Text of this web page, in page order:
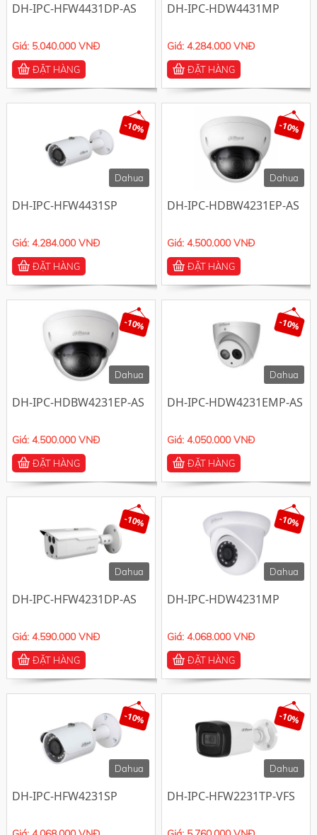
DH-IPC-HFW4431DP-AS
Giá: 5.040.000 VNĐ
ĐẶT HÀNG
DH-IPC-HDW4431MP
Giá: 4.284.000 VNĐ
ĐẶT HÀNG
Dahua
-10%
DH-IPC-HFW4431SP
Giá: 4.284.000 VNĐ
ĐẶT HÀNG
Dahua
-10%
DH-IPC-HDBW4231EP-AS
Giá: 4.500.000 VNĐ
ĐẶT HÀNG
Dahua
-10%
DH-IPC-HDBW4231EP-AS
Giá: 4.500.000 VNĐ
ĐẶT HÀNG
Dahua
-10%
DH-IPC-HDW4231EMP-AS
Giá: 4.050.000 VNĐ
ĐẶT HÀNG
Dahua
-10%
DH-IPC-HFW4231DP-AS
Giá: 4.590.000 VNĐ
ĐẶT HÀNG
Dahua
-10%
DH-IPC-HDW4231MP
Giá: 4.068.000 VNĐ
ĐẶT HÀNG
Dahua
-10%
DH-IPC-HFW4231SP
Dahua
-10%
DH-IPC-HFW2231TP-VFS